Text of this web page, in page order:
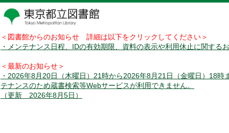
＜図書館からのお知らせ 詳細は以下をクリックしてください＞
・メンテナンス日程、IDの有効期限、資料の表示や利用休止に関する
＜最新のお知らせ＞
・2026年8月20日（木曜日）21時から2026年8月21日（金曜日）18時
テナンスのため蔵書検索等Webサービスが利用できません。
（更新 2026年8月5日）